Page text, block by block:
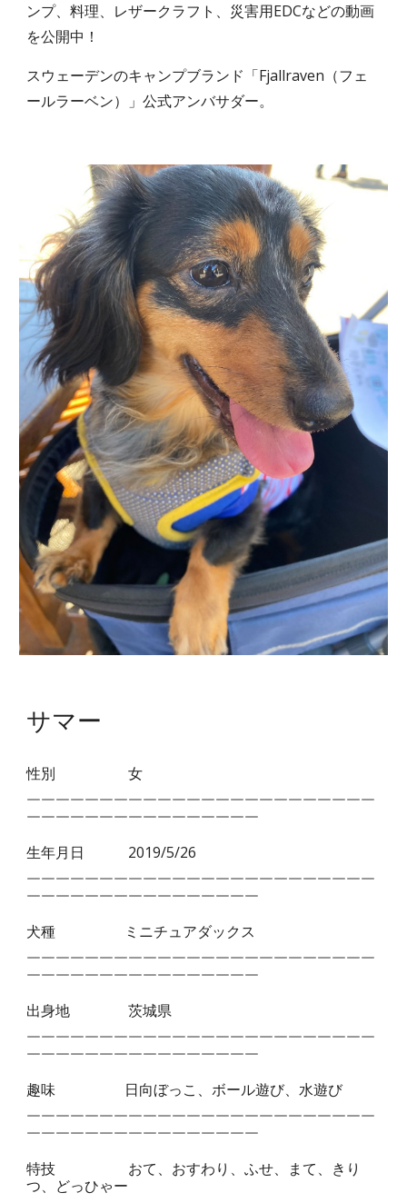
ンプ、料理、レザークラフト、災害用EDCなどの動画
を公開中！
スウェーデンのキャンプブランド「Fjallraven（フェ
ールラーベン）」公式アンバサダー。
サマー
性別女
￣￣￣￣￣￣￣￣￣￣￣￣￣￣￣￣￣￣￣￣￣￣￣￣
￣￣￣￣￣￣￣￣￣￣￣￣￣￣￣￣
生年月日 2019/5/26
￣￣￣￣￣￣￣￣￣￣￣￣￣￣￣￣￣￣￣￣￣￣￣￣
￣￣￣￣￣￣￣￣￣￣￣￣￣￣￣￣
犬種
ミニチュアダックス
￣￣￣￣￣￣￣￣￣￣￣￣￣￣￣￣￣￣￣￣￣￣￣￣
￣￣￣￣￣￣￣￣￣￣￣￣￣￣￣￣
出身地茨城県
￣￣￣￣￣￣￣￣￣￣￣￣￣￣￣￣￣￣￣￣￣￣￣￣
￣￣￣￣￣￣￣￣￣￣￣￣￣￣￣￣
趣味 日向ぼっこ、ボール遊び、水遊び
￣￣￣￣￣￣￣￣￣￣￣￣￣￣￣￣￣￣￣￣￣￣￣￣
￣￣￣￣￣￣￣￣￣￣￣￣￣￣￣￣
特技 おて、おすわり、ふせ、まて、きり
つ、どっひゃー